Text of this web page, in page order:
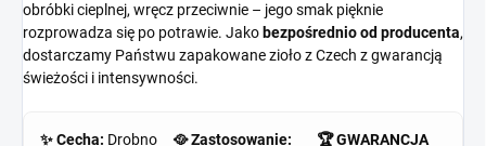
obróbki cieplnej, wręcz przeciwnie – jego smak pięknie
rozprowadza się po potrawie. Jako bezpośrednio od producenta,
dostarczamy Państwu zapakowane zioło z Czech z gwarancją
świeżości i intensywności.
✨ Cecha: Drobno
🥘 Zastosowanie:
🏆 GWARANCJA